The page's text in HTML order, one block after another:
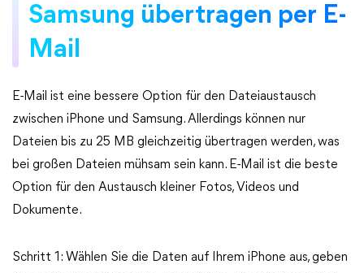
Samsung übertragen per E-
Mail
E-Mail ist eine bessere Option für den Dateiaustausch
zwischen iPhone und Samsung. Allerdings können nur
Dateien bis zu 25 MB gleichzeitig übertragen werden, was
bei großen Dateien mühsam sein kann. E-Mail ist die beste
Option für den Austausch kleiner Fotos, Videos und
Dokumente.
Schritt 1: Wählen Sie die Daten auf Ihrem iPhone aus, geben